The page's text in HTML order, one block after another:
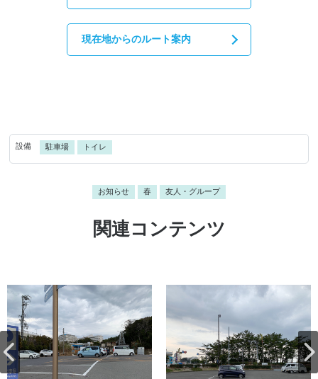
現在地からのルート案内
設備 駐車場 トイレ
お知らせ 春 友人・グループ
関連コンテンツ